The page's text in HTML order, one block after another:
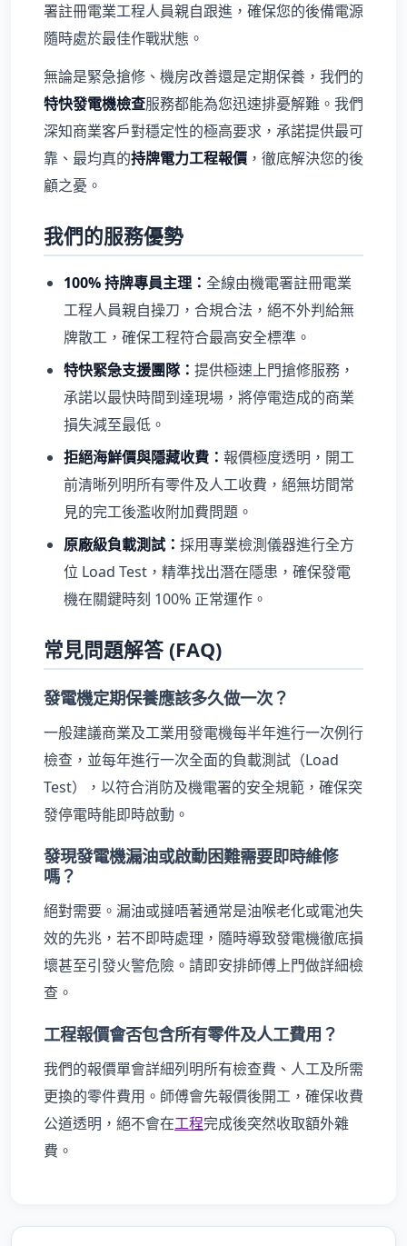
署註冊電業工程人員親自跟進，確保您的後備電源
隨時處於最佳作戰狀態。
無論是緊急搶修、機房改善還是定期保養，我們的
特快發電機檢查服務都能為您迅速排憂解難。我們
深知商業客戶對穩定性的極高要求，承諾提供最可
靠、最均真的持牌電力工程報價 ，徹底解決您的後
顧之憂。
我們的服務優勢
100% 持牌專員主理： 全線由機電署註冊電業
工程人員親自操刀，合規合法，絕不外判給無
牌散工，確保工程符合最高安全標準。
特快緊急支援團隊： 提供極速上門搶修服務，
承諾以最快時間到達現場，將停電造成的商業
損失減至最低。
拒絕海鮮價與隱藏收費： 報價極度透明，開工
前清晰列明所有零件及人工收費，絕無坊間常
見的完工後濫收附加費問題。
原廠級負載測試： 採用專業檢測儀器進行全方
位 Load Test，精準找出潛在隱患，確保發電
機在關鍵時刻 100% 正常運作。
常見問題解答 (FAQ)
發電機定期保養應該多久做一次？
一般建議商業及工業用發電機每半年進行一次例行
檢查，並每年進行一次全面的負載測試（Load
Test），以符合消防及機電署的安全規範，確保突
發停電時能即時啟動。
發現發電機漏油或啟動困難需要即時維修
嗎？
絕對需要。漏油或撻唔著通常是油喉老化或電池失
效的先兆，若不即時處理，隨時導致發電機徹底損
壞甚至引發火警危險。請即安排師傅上門做詳細檢
查。
工程報價會否包含所有零件及人工費用？
我們的報價單會詳細列明所有檢查費、人工及所需
更換的零件費用。師傅會先報價後開工，確保收費
公道透明，絕不會在工程完成後突然收取額外雜
費。